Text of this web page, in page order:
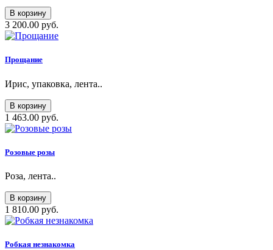
В корзину
3 200.00 руб.
Прощание
Ирис, упаковка, лента..
В корзину
1 463.00 руб.
Розовые розы
Роза, лента..
В корзину
1 810.00 руб.
Робкая незнакомка